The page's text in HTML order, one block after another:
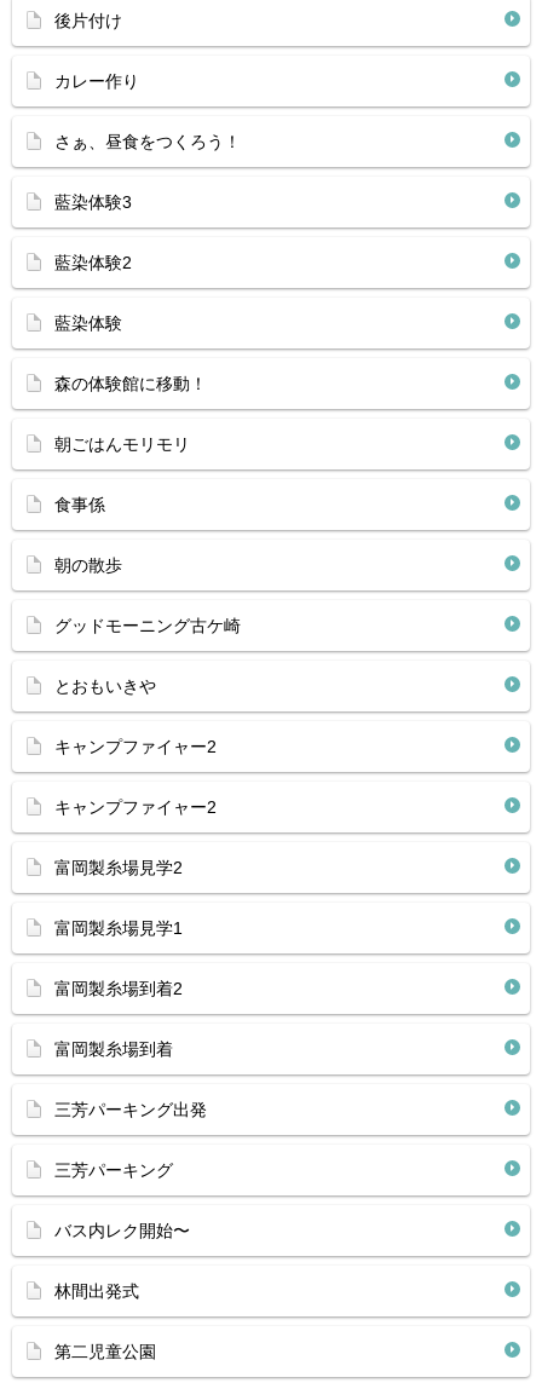
後片付け
カレー作り
さぁ、昼食をつくろう！
藍染体験3
藍染体験2
藍染体験
森の体験館に移動！
朝ごはんモリモリ
食事係
朝の散歩
グッドモーニング古ケ崎
とおもいきや
キャンプファイャー2
キャンプファイャー2
富岡製糸場見学2
富岡製糸場見学1
富岡製糸場到着2
富岡製糸場到着
三芳パーキング出発
三芳パーキング
バス内レク開始〜
林間出発式
第二児童公園